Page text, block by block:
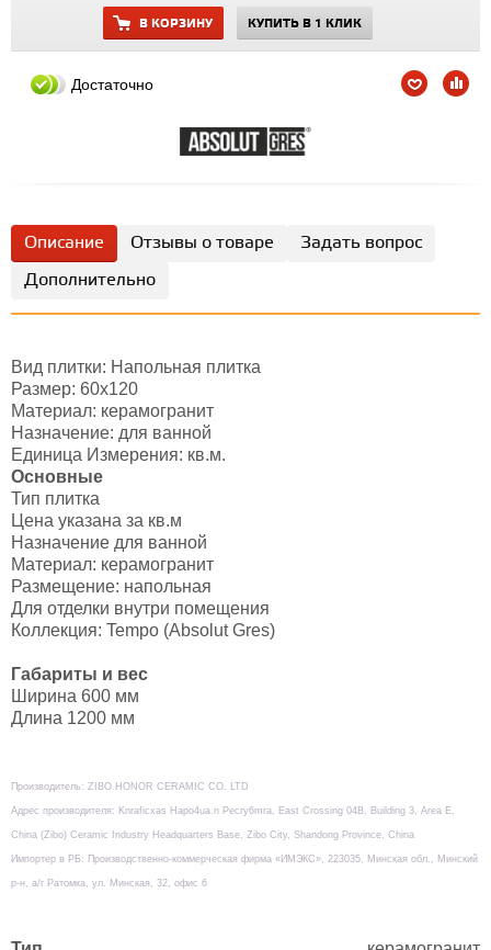
В КОРЗИНУ КУПИТЬ В 1 КЛИК
Достаточно
Описание Отзывы о товаре
Задать вопрос
Дополнительно
Вид плитки: Напольная плитка
Размер: 60x120
Материал: керамогранит
Назначение: для ванной
Единица Измерения: кв.м.
Основные
Тип плитка
Цена указана за кв.м
Назначение для ванной
Материал: керамогранит
Размещение: напольная
Для отделки внутри помещения
Коллекция: Tempo (Absolut Gres)
Габариты и вес
Ширина 600 мм
Длина 1200 мм
Производитель: ZIBO HONOR CERAMIC CO. LTD
Адрес производителя: Knraficxas Hapo4ua.n Pecry6mra, East Crossing 04B, Building 3, Area E,
China (Zibo) Ceramic Industry Headquarters Base, Zibo City, Shandong Province, China
Импортер в РБ: Производственно-коммерческая фирма «ИМЭКС», 223035, Минская обл., Минский
р-н, а/г Ратомка, ул. Минская, 32, офис 6